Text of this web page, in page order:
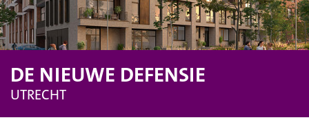
DE NIEUWE DEFENSIE
UTRECHT